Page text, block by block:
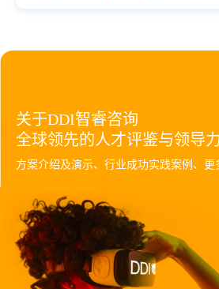
关于DDI智睿咨询
全球领先的人才评鉴与领导
方案介绍及演示、行业成功实践案例、更